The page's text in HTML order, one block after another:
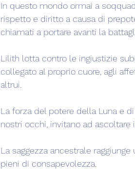
In questo mondo ormai a
rispetto e diritto a causa di
chiamati a portare avanti la
Lilith lotta contro le ingiustizie
collegato al proprio cuore, agli
altrui.
La forza del potere della Luna e
nostri occhi, invitano ad ascoltare
La saggezza ancestrale
pieni di consapevolezza.